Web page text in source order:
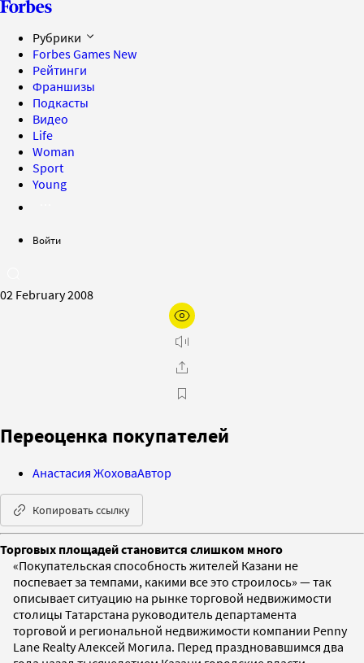
Рубрики
Forbes Games New
Рейтинги
Франшизы
Подкасты
Видео
Life
Woman
Sport
Young
Войти
02 February 2008
Переоценка покупателей
Анастасия ЖоховаАвтор
Копировать ссылку
Торговых площадей становится слишком много
«Покупательская способность жителей Казани не
поспевает за темпами, какими все это строилось» — так
описывает ситуацию на рынке торговой недвижимости
столицы Татарстана руководитель департамента
торговой и региональной недвижимости компании Penny
Lane Realty Алексей Могила. Перед праздновавшимся два